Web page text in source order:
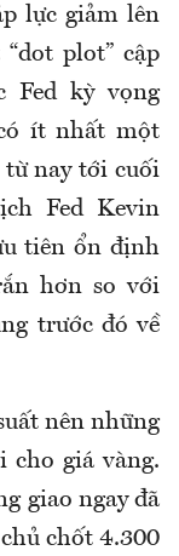
lực giảm lên
plot” cập
Fed kỳ vọng
ít nhất một
nay tới cuối
Fed Kevin
tiên ổn định
hơn so với
trước đó về
nên những
cho giá vàng.
giao ngay đã
chốt 4.300